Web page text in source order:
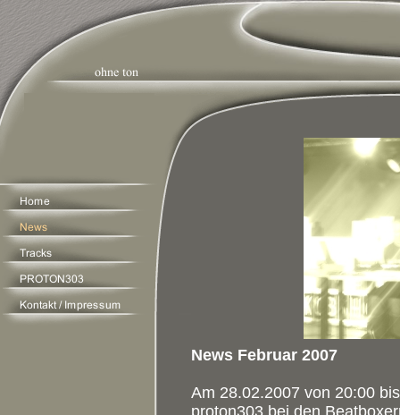
News Februar 2007
Am 28.02.2007 von 20:00
proton303 bei den